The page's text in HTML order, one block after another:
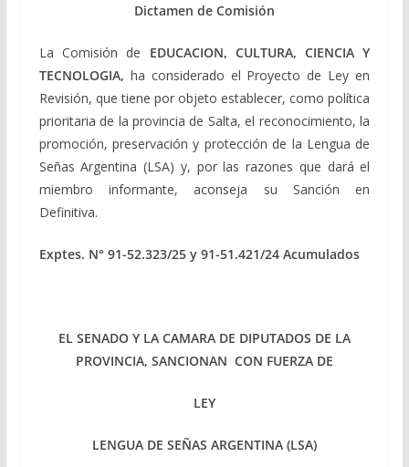
Dictamen de Comisión
La Comisión de EDUCACION, CULTURA, CIENCIA Y
TECNOLOGIA, ha considerado el Proyecto de Ley en
Revisión, que tiene por objeto establecer, como política
prioritaria de la provincia de Salta, el reconocimiento, la
promoción, preservación y protección de la Lengua de
Señas Argentina (LSA) y, por las razones que dará el
miembro informante, aconseja su Sanción en
Definitiva.
Exptes. N° 91-52.323/25 y 91-51.421/24 Acumulados
EL SENADO Y LA CAMARA DE DIPUTADOS DE LA
PROVINCIA, SANCIONAN CON FUERZA DE
LEY
LENGUA DE SEÑAS ARGENTINA (LSA)